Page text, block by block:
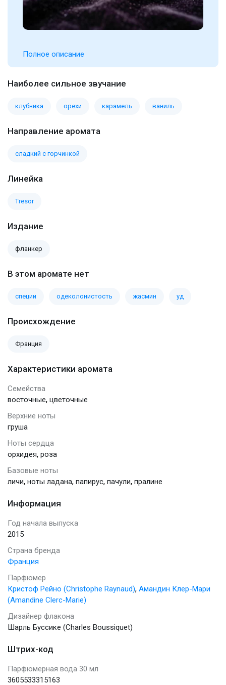
Полное описание
Наиболее сильное звучание
клубника орехи карамель ваниль
Направление аромата
сладкий с горчинкой
Линейка
Tresor
Издание
фланкер
В этом аромате нет
специи одеколонистость жасмин уд
Происхождение
Франция
Характеристики аромата
Семейства
восточные, цветочные
Верхние ноты
груша
Ноты сердца
орхидея, роза
Базовые ноты
личи, ноты ладана, папирус, пачули, пралине
Информация
Год начала выпуска
2015
Страна бренда
Франция
Парфюмер
Кристоф Рейно (Christophe Raynaud), Амандин Клер-Мари
(Amandine Clerc-Marie)
Дизайнер флакона
Шарль Буссике (Charles Boussiquet)
Штрих-код
Парфюмерная вода 30 мл
3605533315163